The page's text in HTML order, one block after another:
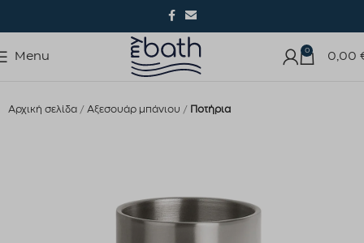
Menu 0 0,00
Αρχική σελίδα Αξεσουάρ μπάνιου Ποτήρια